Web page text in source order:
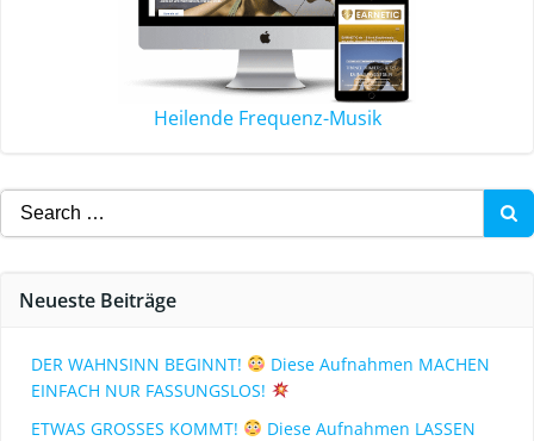
Heilende Frequenz-Musik
Neueste Beiträge
DER WAHNSINN BEGINNT!
Diese Aufnahmen MACHEN
EINFACH NUR FASSUNGSLOS!
ETWAS GROSSES KOMMT!
Diese Aufnahmen LASSEN